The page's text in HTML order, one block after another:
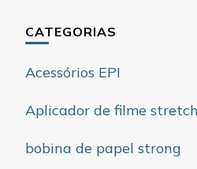
CATEGORIAS
Acessórios EPI
Aplicador de filme stretch
bobina de papel strong